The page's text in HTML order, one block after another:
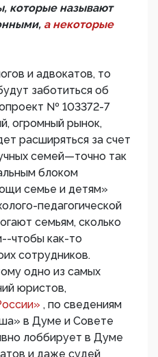
которые называют
а некоторые
и адвокатов, то
заботиться об
№ 103372-7
огромный рынок,
расширяться за счет
семей—точно так
блоком
семье и детям»
педагогической
семьям, сколько
чтобы как-то
сотрудников.
одно из самых
юристов,
, по сведениям
в Думе и Совете
лоббирует в Думе
и даже судей